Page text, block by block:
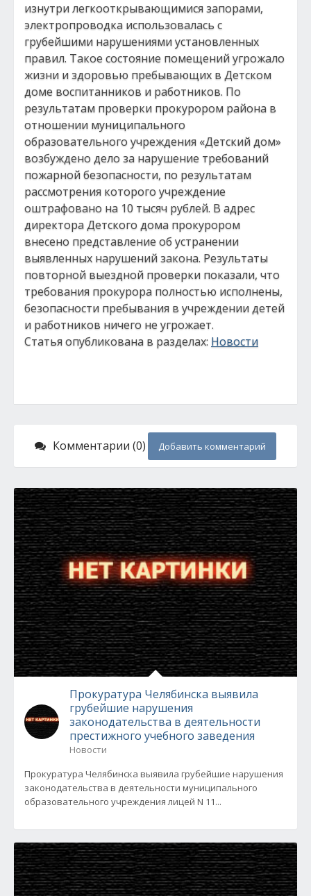
изнутри легкооткрывающимися запорами,
электропроводка использовалась с
грубейшими нарушениями установленных
правил. Такое состояние помещений угрожало
жизни и здоровью пребывающих в Детском
доме воспитанников и работников. По
результатам проверки прокурором района в
отношении муниципального
образовательного учреждения «Детский дом»
возбуждено дело за нарушение требований
пожарной безопасности, по результатам
рассмотрения которого учреждение
оштрафовано на 10 тысяч рублей. В адрес
директора Детского дома прокурором
внесено представление об устранении
выявленных нарушений закона. Результаты
повторной выездной проверки показали, что
требования прокурора полностью исполнены,
безопасности пребывания в учреждении детей
и работников ничего не угрожает.
Статья опубликована в разделах: Новости
Комментарии (0) Добавить комментарий
Прокуратура Челябинска выявила
грубейшие нарушения
законодательства в деятельности
престижного учебного заведения
Новости
Прокуратура Челябинска выявила грубейшие нарушения
законодательства в деятельности муниципального
образовательного учреждения лицей N 11...